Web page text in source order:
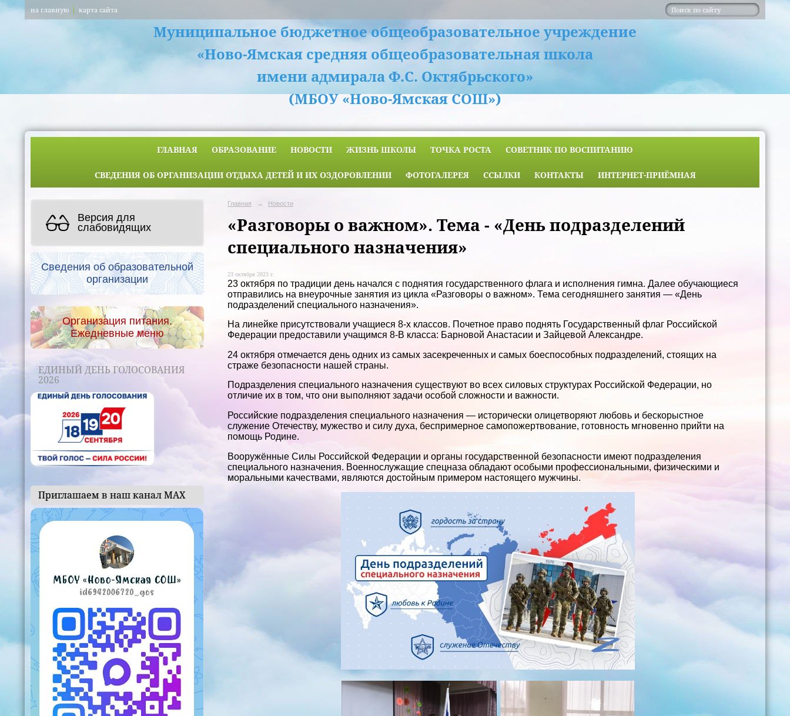
на главную карта сайта
Муниципальное бюджетное общеобразовательное учреждение
«Ново-Ямская средняя общеобразовательная школа
имени адмирала Ф.С. Октябрьского»
(МБОУ «Ново-Ямская СОШ»)
ГЛАВНАЯ ОБРАЗОВАНИЕ НОВОСТИ ЖИЗНЬ ШКОЛЫ ТОЧКА РОСТА СОВЕТНИК ПО ВОСПИТАНИЮ
СВЕДЕНИЯ ОБ ОРГАНИЗАЦИИ ОТДЫХА ДЕТЕЙ И ИХ ОЗДОРОВЛЕНИИ ФОТОГАЛЕРЕЯ ССЫЛКИ КОНТАКТЫ ИНТЕРНЕТ-ПРИЁМНАЯ
Версия для
слабовидящих
Сведения об образовательной
организации
Организация питания.
Ежедневные меню
ЕДИНЫЙ ДЕНЬ ГОЛОСОВАНИЯ
2026
Приглашаем в наш канал МАХ
Главная → Новости
«Разговоры о важном». Тема - «День подразделений
специального назначения»
23 октября 2023 г.
23 октября по традиции день начался с поднятия государственного флага и исполнения гимна. Далее обучающиеся
отправились на внеурочные занятия из цикла «Разговоры о важном». Тема сегодняшнего занятия — «День
подразделений специального назначения».
На линейке присутствовали учащиеся 8-х классов. Почетное право поднять Государственный флаг Российской
Федерации предоставили учащимся 8-В класса: Барновой Анастасии и Зайцевой Александре.
24 октября отмечается день одних из самых засекреченных и самых боеспособных подразделений, стоящих на
страже безопасности нашей страны.
Подразделения специального назначения существуют во всех силовых структурах Российской Федерации, но
отличие их в том, что они выполняют задачи особой сложности и важности.
Российские подразделения специального назначения — исторически олицетворяют любовь и бескорыстное
служение Отечеству, мужество и силу духа, беспримерное самопожертвование, готовность мгновенно прийти на
помощь Родине.
Вооружённые Силы Российской Федерации и органы государственной безопасности имеют подразделения
специального назначения. Военнослужащие спецназа обладают особыми профессиональными, физическими и
моральными качествами, являются достойным примером настоящего мужчины.